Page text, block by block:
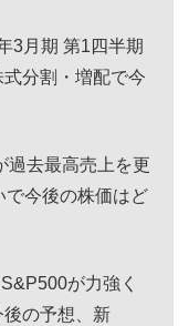
3月期 第1四半期
分割・増配で今
過去最高売上を更
で今後の株価はど
が力強く
後の予想、新